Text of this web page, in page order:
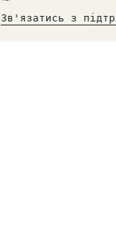
Зв'язатись з